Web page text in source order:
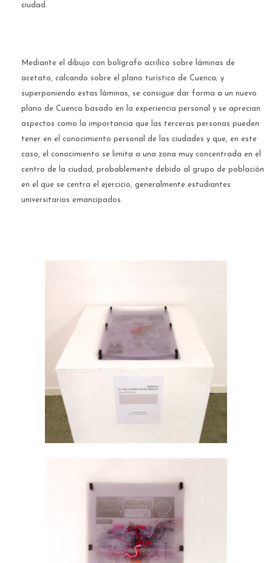
ciudad.
Mediante el dibujo con bolígrafo acrílico sobre láminas de
acetato, calcando sobre el plano turístico de Cuenca; y
superponiendo estas láminas, se consigue dar forma a un nuevo
plano de Cuenca basado en la experiencia personal y se aprecian
aspectos como la importancia que las terceras personas pueden
tener en el conocimiento personal de las ciudades y que, en este
caso, el conocimiento se limita a una zona muy concentrada en el
centro de la ciudad, probablemente debido al grupo de población
en el que se centra el ejercicio, generalmente estudiantes
universitarios emancipados.